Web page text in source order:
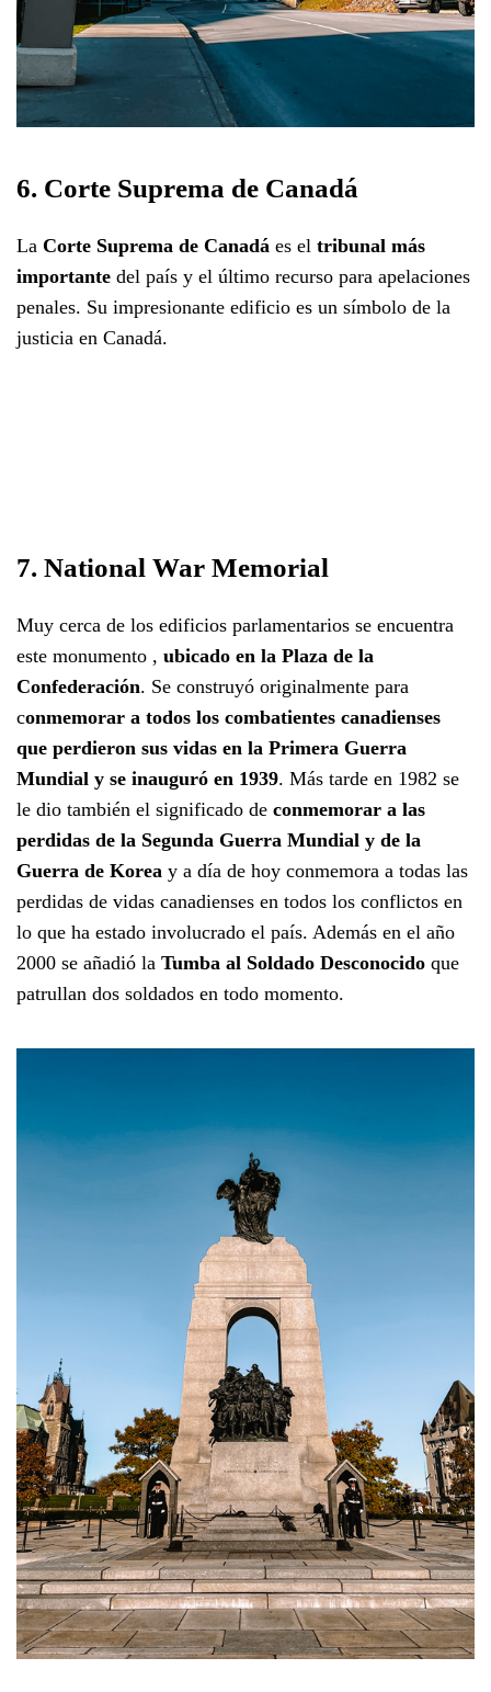
6. Corte Suprema de Canadá
La Corte Suprema de Canadá es el tribunal más
importante del país y el último recurso para apelaciones
penales. Su impresionante edificio es un símbolo de la
justicia en Canadá.
7. National War Memorial
Muy cerca de los edificios parlamentarios se encuentra
este monumento , ubicado en la Plaza de la
Confederación. Se construyó originalmente para
conmemorar a todos los combatientes canadienses
que perdieron sus vidas en la Primera Guerra
Mundial y se inauguró en 1939. Más tarde en 1982 se
le dio también el significado de conmemorar a las
perdidas de la Segunda Guerra Mundial y de la
Guerra de Korea y a día de hoy conmemora a todas las
perdidas de vidas canadienses en todos los conflictos en
lo que ha estado involucrado el país. Además en el año
2000 se añadió la Tumba al Soldado Desconocido que
patrullan dos soldados en todo momento.